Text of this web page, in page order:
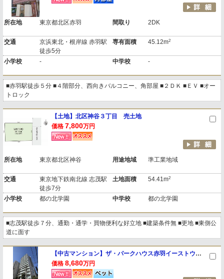
所在地 東京都北区赤羽 間取り 2DK
交通
京浜東北・根岸線 赤羽駅
徒歩5分
専有面積 45.12m2
小学校 - 中学校 -
■赤羽駅徒歩５分 ■４階部分、西向きバルコニー、角部屋 ■２ＤＫ ■ＥＶ ■オー
トロック
【土地】北区神谷３丁目 売土地
価格 7,800万円
所在地 東京都北区神谷 用途地域 準工業地域
交通
東京地下鉄南北線 志茂駅
徒歩7分
土地面積 54.41m2
小学校 都の北学園 中学校 都の北学園
■志茂駅徒歩７分、通勤・通学・買物便利な好立地 ■建築条件無 ■更地 ■東側公
道に面す
【中古マンション】ザ・パークハウス赤羽イーストウイング
価格 8,680万円